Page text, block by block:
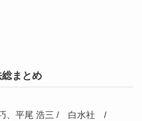
まとめ
巧、平尾 浩三 / 白水社 /